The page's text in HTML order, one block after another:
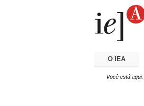
O IEA
Você está aqui: